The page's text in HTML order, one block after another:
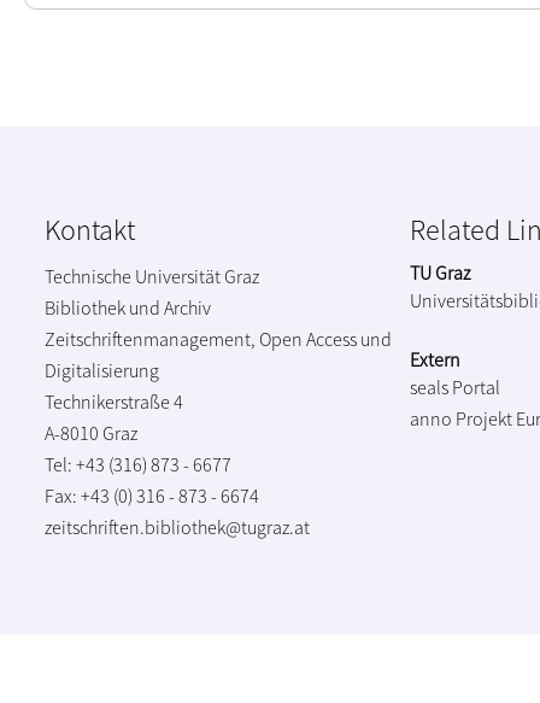
Kontakt
Technische Universität Graz
Bibliothek und Archiv
Zeitschriftenmanagement, Open Access und
Digitalisierung
Technikerstraße 4
A-8010 Graz
Tel: +43 (316) 873 - 6677
Fax: +43 (0) 316 - 873 - 6674
zeitschriften.bibliothek@tugraz.at
Related
TU Graz
Extern
seals Portal
anno Projekt